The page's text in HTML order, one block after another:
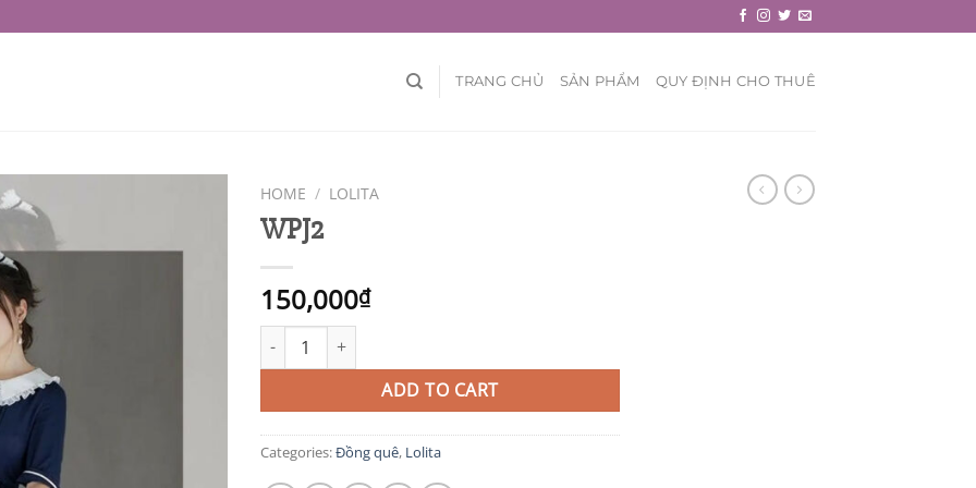
TRANG CHỦ SẢN PHẨM QUY ĐỊNH CHO THUÊ
HOME / LOLITA
WPJ2
150,000₫
WPJ2 quantity
ADD TO CART
Categories:Đồng quê, Lolita